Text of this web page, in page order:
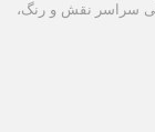
سراسر نقش و رنگ،